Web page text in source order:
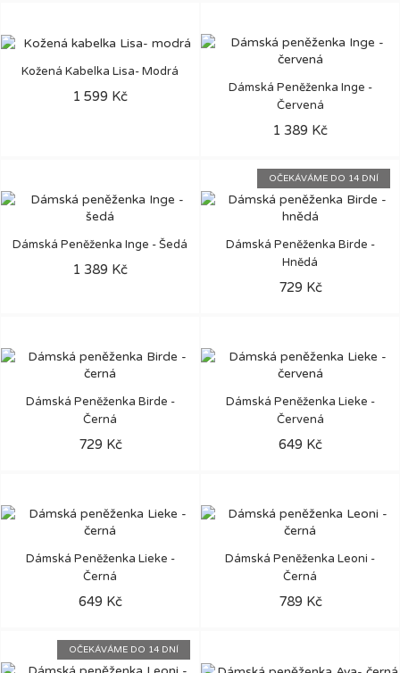
Kožená Kabelka Lisa- Modrá
1 599 Kč
Dámská Peněženka Inge -
Červená
1 389 Kč
Dámská Peněženka Inge - Šedá
1 389 Kč
OČEKÁVÁME DO 14 DNÍ
Dámská Peněženka Birde -
Hnědá
729 Kč
Dámská Peněženka Birde -
Černá
729 Kč
Dámská Peněženka Lieke -
Červená
649 Kč
Dámská Peněženka Lieke -
Černá
649 Kč
Dámská Peněženka Leoni -
Černá
789 Kč
OČEKÁVÁME DO 14 DNÍ